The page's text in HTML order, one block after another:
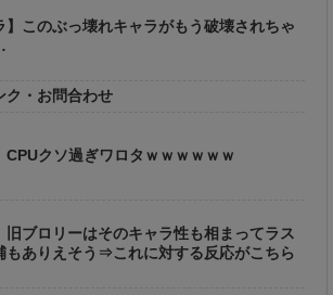
】このぶっ壊れキャラがもう破壊されちゃ
ク・お問合わせ
CPUクソ過ぎワロタｗｗｗｗｗｗ
旧ブロリーはそのキャラ性も相まってラス
もありえそう⇒これに対する反応がこちら